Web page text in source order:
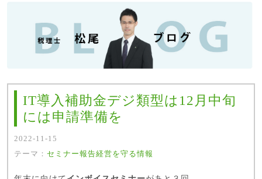
IT導入補助金デジ類型は12月中旬
には申請準備を
2022-11-15
テーマ： セミナー報告経営を守る情報